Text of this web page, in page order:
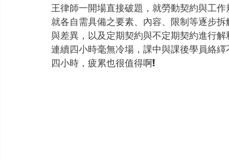
王律師一開場直接破題，就勞動契約與工
就各自需具備之要素、內容、限制等逐步
與差異，以及定期契約與不定期契約進行解
連續四小時毫無冷場，課中與課後學員絡
四小時，疲累也很值得啊!